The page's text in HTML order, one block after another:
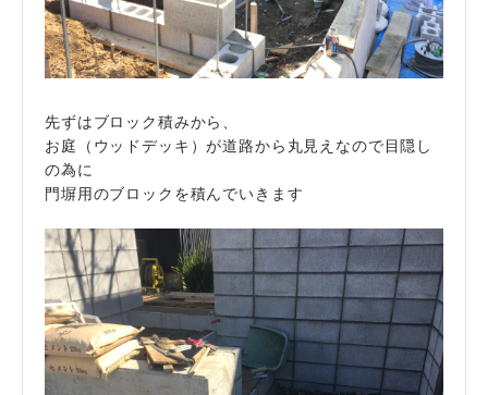
先ずはブロック積みから、
お庭（ウッドデッキ）が道路から丸見えなので目隠し
の為に
門塀用のブロックを積んでいきます